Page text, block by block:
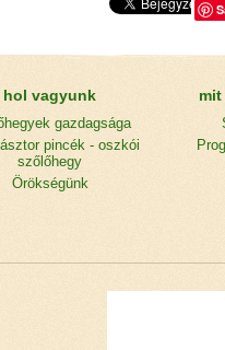
hol vagyunk
gazdagsága
pincék - oszkói
szőlőhegy
Örökségünk